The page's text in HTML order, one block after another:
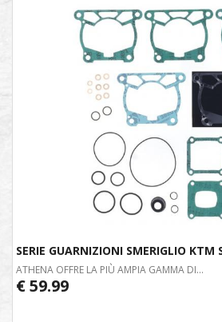
SERIE GUARNIZIONI SMERIGLIO KTM
ATHENA OFFRE LA PIÙ AMPIA GAMMA DI...
€ 59.99